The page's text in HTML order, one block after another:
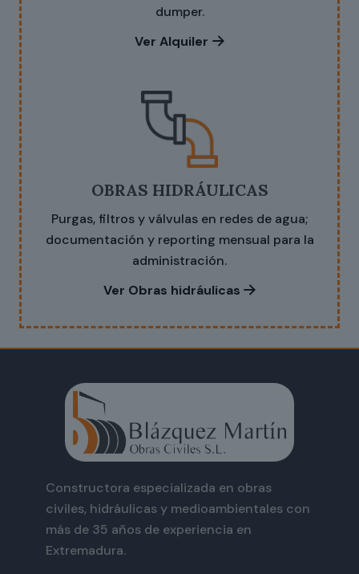
dumper.
Ver Alquiler
OBRAS HIDRÁULICAS
Purgas, filtros y válvulas en redes de agua;
documentación y reporting mensual para la
administración.
Ver Obras hidráulicas
Constructora especializada en obras
civiles, hidráulicas y medioambientales con
más de 35 años de experiencia en
Extremadura.